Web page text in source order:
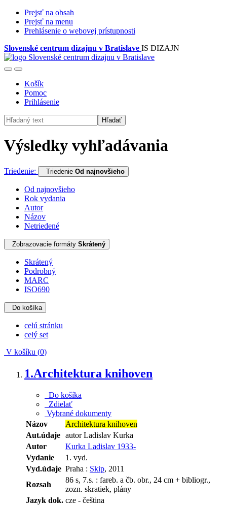
Prejsť na obsah
Prejsť na menu
Prehlásenie o webovej prístupnosti
Slovenské centrum dizajnu v Bratislave IS DIZAJN
Košík
Pomoc
Prihlásenie
Hľadať
Výsledky vyhľadávania
Triedenie: Triedenie Od najnovšieho
Od najnovšieho
Rok vydania
Autor
Názov
Netriedené
Zobrazovacie formáty Skrátený
Skrátený
Podrobný
MARC
ISO690
Do košíka
celú stránku
celý set
V košíku (0)
1.Architektura knihoven
Do košíka
Zdielať
Vybrané dokumenty
Názov
Architektura knihoven
Aut.údaje autor Ladislav Kurka
Autor
Kurka Ladislav 1933-
Vydanie
1. vyd.
Vyd.údaje Praha : Skip, 2011
Rozsah
86 s, 7.s. : fareb. a čb. obr., 24 cm + bibliogr.,
zozn. skratiek, plány
Jazyk dok. cze - čeština